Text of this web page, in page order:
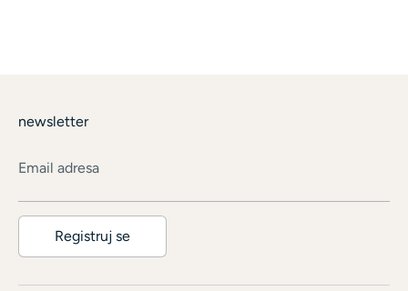
newsletter
Email adresa
Registruj se